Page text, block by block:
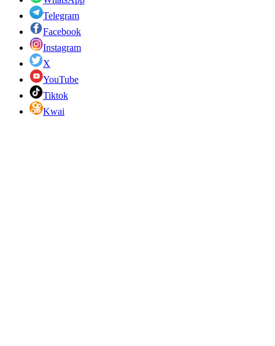
Telegram
Facebook
Instagram
X
YouTube
Tiktok
Kwai